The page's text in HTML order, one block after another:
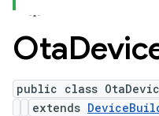
Ota
public class
extends